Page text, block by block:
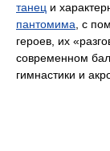
танец и
пантомима , с
героев, их
современном
гимнастики и